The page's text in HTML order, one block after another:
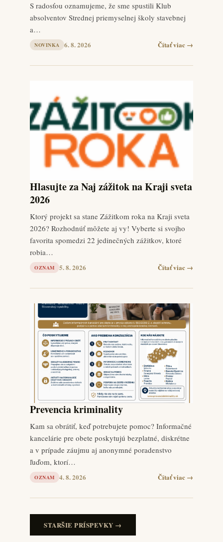
S radosťou oznamujeme, že sme spustili Klub
absolventov Strednej priemyselnej školy stavebnej
a…
NOVINKA 6. 8. 2026 Čítať viac →
Hlasujte za Naj zážitok na Kraji sveta
2026
Ktorý projekt sa stane Zážitkom roka na Kraji sveta
2026? Rozhodnúť môžete aj vy! Vyberte si svojho
favorita spomedzi 22 jedinečných zážitkov, ktoré
robia…
OZNAM 5. 8. 2026 Čítať viac →
Prevencia kriminality
Kam sa obrátiť, keď potrebujete pomoc? Informačné
kancelárie pre obete poskytujú bezplatné, diskrétne
a v prípade záujmu aj anonymné poradenstvo
ľuďom, ktorí…
OZNAM 4. 8. 2026 Čítať viac →
STARŠIE PRÍSPEVKY →